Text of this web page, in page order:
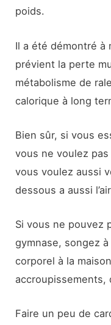
poids.
Il a été démontré à
prévient la perte
métabolisme de
calorique à long
Bien sûr, si vous
vous ne voulez
vous voulez aussi
dessous a aussi
Si vous ne pouvez
gymnase, songez
corporel à la
accroupissements,
Faire un peu de